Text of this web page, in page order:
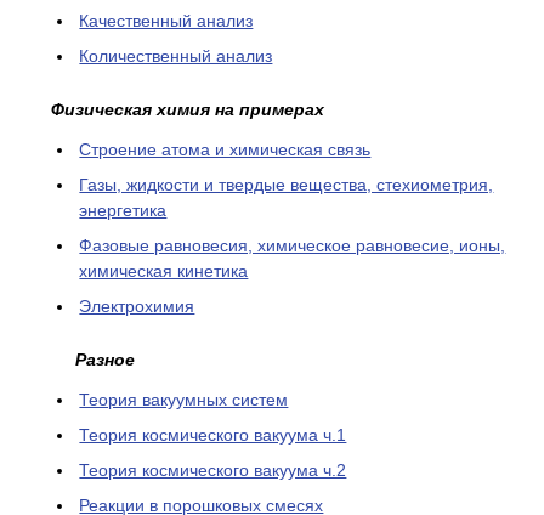
Качественный анализ
Количественный анализ
Физическая химия на примерах
Cтроение атома и химическая связь
Газы, жидкости и твердые вещества, стехиометрия,
энергетика
Фазовые равновесия, химическое равновесие, ионы,
химическая кинетика
Электрохимия
Разное
Теория вакуумных систем
Теория космического вакуума ч.1
Теория космического вакуума ч.2
Реакции в порошковых смесях